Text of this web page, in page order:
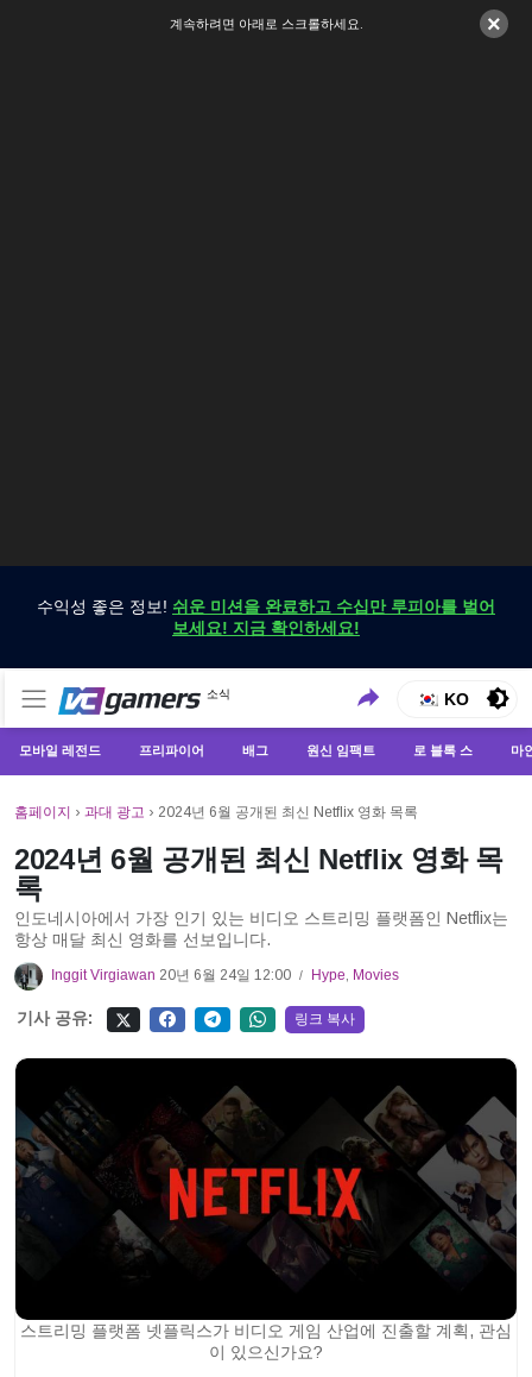
×
계속하려면 아래로 스크롤하세요.
수익성 좋은 정보! 쉬운 미션을 완료하고 수십만 루피아를 벌어
보세요! 지금 확인하세요!
VCGamers 뉴스
소식
VCGamers에서만 최신 게임 뉴스 받기
KO
모바일 레전드 프리파이어 배그 원신 임팩트 로 블록 스 마
홈페이지 › 과대 광고 › 2024년 6월 공개된 최신 Netflix 영화 목록
2024년 6월 공개된 최신 Netflix 영화 목
록
인도네시아에서 가장 인기 있는 비디오 스트리밍 플랫폼인 Netflix는
항상 매달 최신 영화를 선보입니다.
Inggit Virgiawan 20년 6월 24일 12:00 / Hype, Movies
기사 공유: 링크 복사
스트리밍 플랫폼 넷플릭스가 비디오 게임 산업에 진출할 계획, 관심
이 있으신가요?